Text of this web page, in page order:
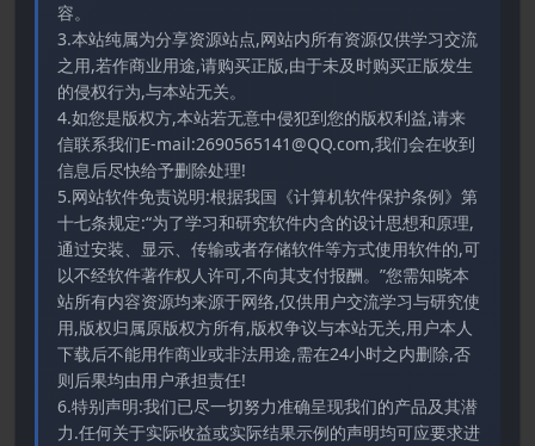
容。
3.本站纯属为分享资源站点,网站内所有资源仅供学习交流
之用,若作商业用途,请购买正版,由于未及时购买正版发生
的侵权行为,与本站无关。
4.如您是版权方,本站若无意中侵犯到您的版权利益,请来
信联系我们E-mail:2690565141@QQ.com,我们会在收到
信息后尽快给予删除处理!
5.网站软件免责说明:根据我国《计算机软件保护条例》第
十七条规定:“为了学习和研究软件内含的设计思想和原理,
通过安装、显示、传输或者存储软件等方式使用软件的,可
以不经软件著作权人许可,不向其支付报酬。”您需知晓本
站所有内容资源均来源于网络,仅供用户交流学习与研究使
用,版权归属原版权方所有,版权争议与本站无关,用户本人
下载后不能用作商业或非法用途,需在24小时之内删除,否
则后果均由用户承担责任!
6.特别声明:我们已尽一切努力准确呈现我们的产品及其潜
力.任何关于实际收益或实际结果示例的声明均可应要求进